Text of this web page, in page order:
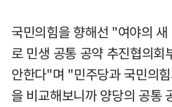
국민의힘을 향해선 "여야의
로 민생 공통 공약 추진협의회
안한다"며 "민주당과 국민의
을 비교해보니까 양당의 공통